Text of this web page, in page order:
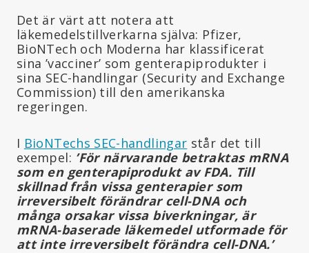
Det är värt att notera att
läkemedelstillverkarna själva: Pfizer,
BioNTech och Moderna har klassificerat
sina ’vacciner’ som genterapiprodukter i
sina SEC-handlingar (Security and Exchange
Commission) till den amerikanska
regeringen.
I BioNTechs SEC-handlingar står det till
exempel: ’För närvarande betraktas mRNA
som en genterapiprodukt av FDA. Till
skillnad från vissa genterapier som
irreversibelt förändrar cell-DNA och
många orsakar vissa biverkningar, är
mRNA-baserade läkemedel utformade för
att inte irreversibelt förändra cell-DNA.’